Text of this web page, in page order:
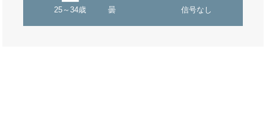
25～34歳 曇 信号なし